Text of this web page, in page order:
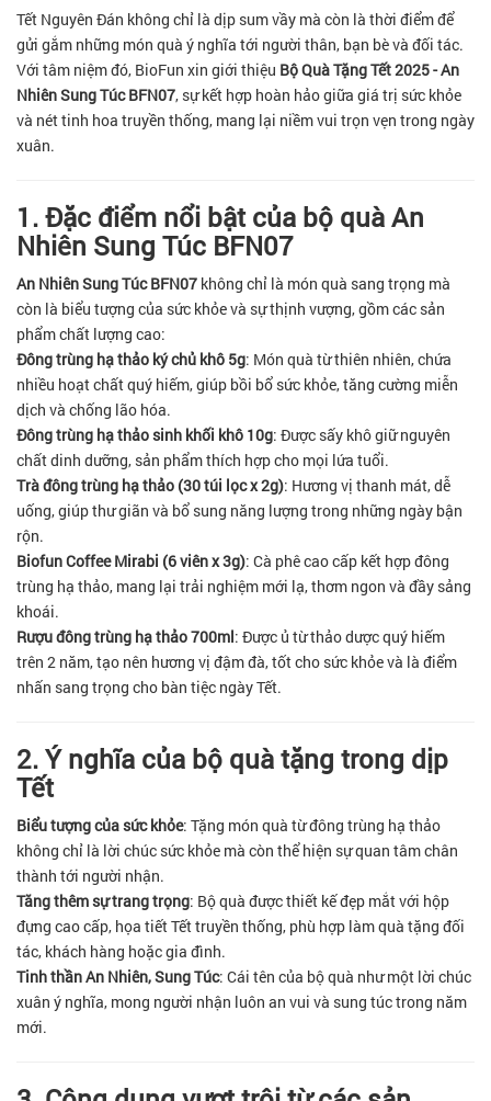
Tết Nguyên Đán không chỉ là dịp sum vầy mà còn là thời điểm để
gửi gắm những món quà ý nghĩa tới người thân, bạn bè và đối tác.
Với tâm niệm đó, BioFun xin giới thiệu Bộ Quà Tặng Tết 2025 - An
Nhiên Sung Túc BFN07, sự kết hợp hoàn hảo giữa giá trị sức khỏe
và nét tinh hoa truyền thống, mang lại niềm vui trọn vẹn trong ngày
xuân.
1. Đặc điểm nổi bật của bộ quà An
Nhiên Sung Túc BFN07
An Nhiên Sung Túc BFN07 không chỉ là món quà sang trọng mà
còn là biểu tượng của sức khỏe và sự thịnh vượng, gồm các sản
phẩm chất lượng cao:
Đông trùng hạ thảo ký chủ khô 5g: Món quà từ thiên nhiên, chứa
nhiều hoạt chất quý hiếm, giúp bồi bổ sức khỏe, tăng cường miễn
dịch và chống lão hóa.
Đông trùng hạ thảo sinh khối khô 10g: Được sấy khô giữ nguyên
chất dinh dưỡng, sản phẩm thích hợp cho mọi lứa tuổi.
Trà đông trùng hạ thảo (30 túi lọc x 2g): Hương vị thanh mát, dễ
uống, giúp thư giãn và bổ sung năng lượng trong những ngày bận
rộn.
Biofun Coffee Mirabi (6 viên x 3g): Cà phê cao cấp kết hợp đông
trùng hạ thảo, mang lại trải nghiệm mới lạ, thơm ngon và đầy sảng
khoái.
Rượu đông trùng hạ thảo 700ml: Được ủ từ thảo dược quý hiếm
trên 2 năm, tạo nên hương vị đậm đà, tốt cho sức khỏe và là điểm
nhấn sang trọng cho bàn tiệc ngày Tết.
2. Ý nghĩa của bộ quà tặng trong dịp
Tết
Biểu tượng của sức khỏe: Tặng món quà từ đông trùng hạ thảo
không chỉ là lời chúc sức khỏe mà còn thể hiện sự quan tâm chân
thành tới người nhận.
Tăng thêm sự trang trọng: Bộ quà được thiết kế đẹp mắt với hộp
đựng cao cấp, họa tiết Tết truyền thống, phù hợp làm quà tặng đối
tác, khách hàng hoặc gia đình.
Tinh thần An Nhiên, Sung Túc: Cái tên của bộ quà như một lời chúc
xuân ý nghĩa, mong người nhận luôn an vui và sung túc trong năm
mới.